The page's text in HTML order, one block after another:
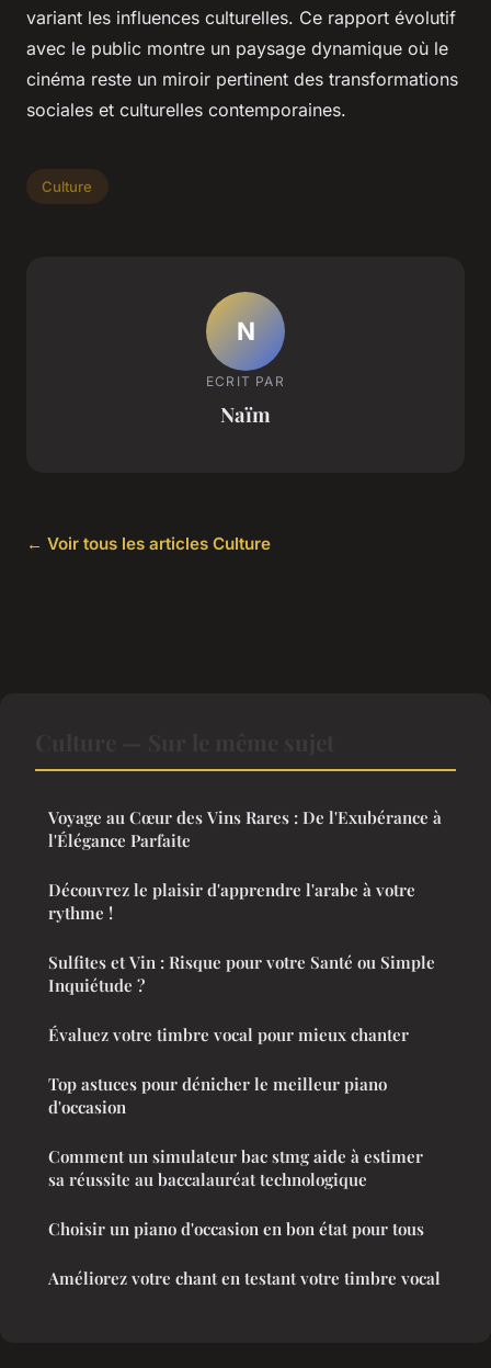
variant les influences culturelles. Ce rapport évolutif
avec le public montre un paysage dynamique où le
cinéma reste un miroir pertinent des transformations
sociales et culturelles contemporaines.
Culture
N
ECRIT PAR
Naïm
← Voir tous les articles Culture
Voyage au Cœur des Vins Rares : De l'Exubérance à
l'Élégance Parfaite
Découvrez le plaisir d'apprendre l'arabe à votre
rythme !
Sulfites et Vin : Risque pour votre Santé ou Simple
Inquiétude ?
Évaluez votre timbre vocal pour mieux chanter
Top astuces pour dénicher le meilleur piano
d'occasion
Comment un simulateur bac stmg aide à estimer
sa réussite au baccalauréat technologique
Choisir un piano d'occasion en bon état pour tous
Améliorez votre chant en testant votre timbre vocal